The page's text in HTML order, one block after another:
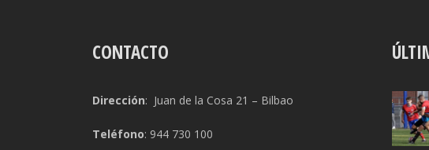
CONTACTO
Dirección: Juan de la Cosa 21 – Bilbao
Teléfono: 944 730 100